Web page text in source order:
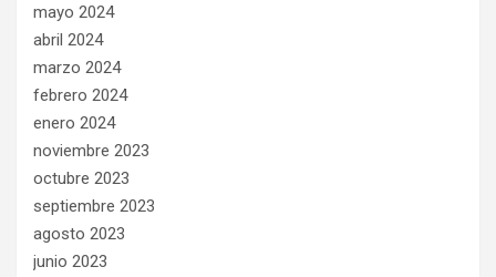
mayo 2024
abril 2024
marzo 2024
febrero 2024
enero 2024
noviembre 2023
octubre 2023
septiembre 2023
agosto 2023
junio 2023